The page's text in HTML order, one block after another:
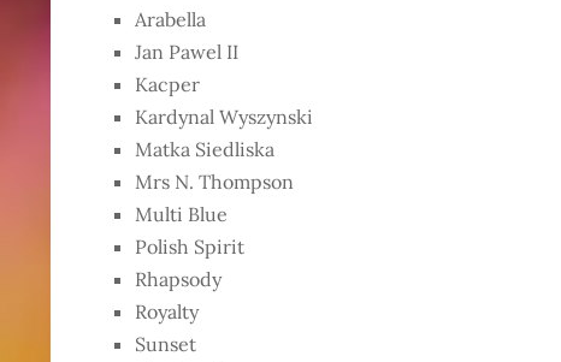
Arabella
Jan Pawel II
Kacper
Kardynal Wyszynski
Matka Siedliska
Mrs N. Thompson
Multi Blue
Polish Spirit
Rhapsody
Royalty
Sunset